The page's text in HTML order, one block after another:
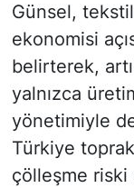
Günsel,
ekonomisi
belirterek,
yalnızca
yönetimiyle
Türkiye
çölleşme riski